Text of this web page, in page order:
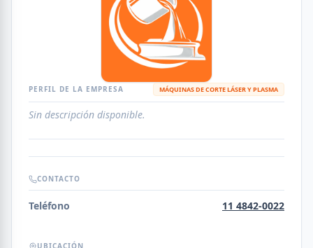
PERFIL DE LA EMPRESA MÁQUINAS DE CORTE LÁSER Y PLASMA
Sin descripción disponible.
CONTACTO
Teléfono 11 4842-0022
UBICACIÓN